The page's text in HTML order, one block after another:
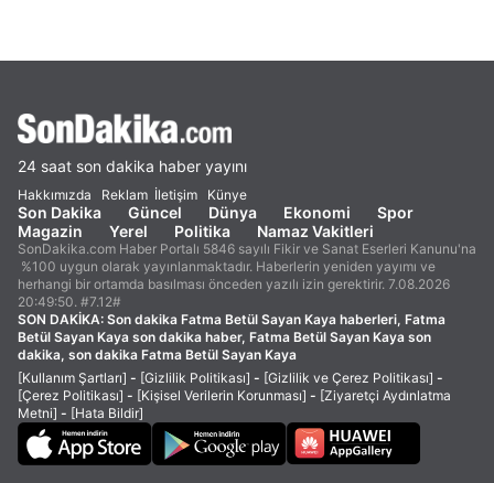
24 saat son dakika haber yayını
Hakkımızda Reklam İletişim Künye
Son Dakika Güncel Dünya Ekonomi
Spor
Magazin
Yerel Politika Namaz Vakitleri
SonDakika.com Haber Portalı 5846 sayılı Fikir ve Sanat Eserleri Kanunu'na
%100 uygun olarak yayınlanmaktadır. Haberlerin yeniden yayımı ve
herhangi bir ortamda basılması önceden yazılı izin gerektirir. 7.08.2026
20:49:50. #7.12#
SON DAKİKA: Son dakika Fatma Betül Sayan Kaya haberleri, Fatma
Betül Sayan Kaya son dakika haber, Fatma Betül Sayan Kaya son
dakika, son dakika Fatma Betül Sayan Kaya
[Kullanım Şartları] - [Gizlilik Politikası] - [Gizlilik ve Çerez Politikası] -
[Çerez Politikası] - [Kişisel Verilerin Korunması] - [Ziyaretçi Aydınlatma
Metni] - [Hata Bildir]